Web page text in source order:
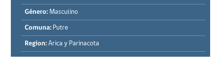
Género: Masculino
Comuna: Putre
Region: Arica y Parinacota